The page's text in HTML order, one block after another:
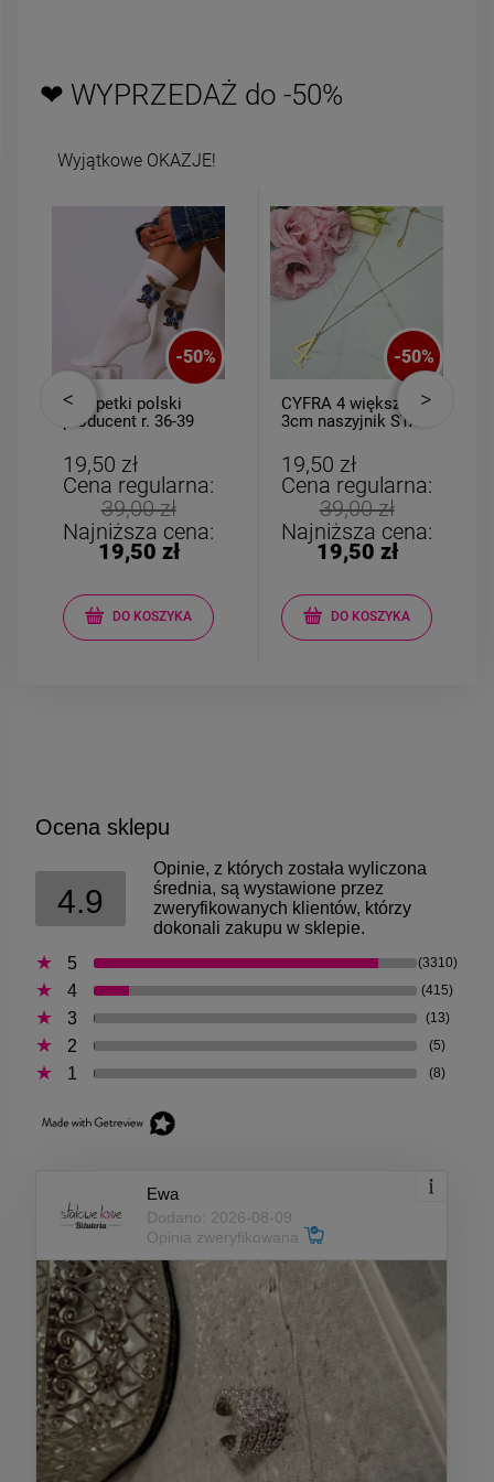
Kolczyki STAL
CHIRURGICZNA motylek
czarny
39,00 zł
Kolczyki STAL
CHIRURGICZNA
niebieski
DO KOSZYKA
❤ WYPRZEDAŻ do -50%
Wyjątkowe OKAZJE!
-50%
Skarpetki polski
producent r. 36-39
19,50 zł
Cena regularna:
39,00 zł
Najniższa cena:
19,50 zł
DO KOSZYKA
-50%
CYFRA 4 większa
3cm naszyjnik STAL
19,50 zł
Cena regularna:
39,00 zł
Najniższa cena:
19,50 zł
DO KOSZYKA
Ocena sklepu
4.9
Opinie, z których została wyliczona
średnia, są wystawione przez
zweryfikowanych klientów, którzy
dokonali zakupu w sklepie.
5
(3310)
4 (415)
3 (13)
2 (5)
1 (8)
Ewa
Dodano: 2026-08-09
Opinia zweryfikowana